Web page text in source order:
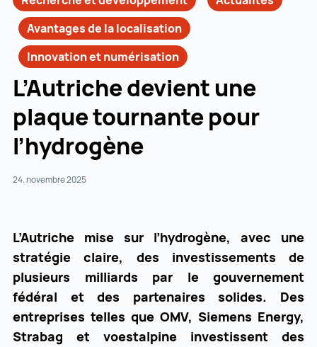
Avantages de la localisation
Innovation et numérisation
L’Autriche devient une
plaque tournante pour
l’hydrogène
24. novembre 2025
L’Autriche mise sur l’hydrogène, avec une
stratégie claire, des investissements de
plusieurs milliards par le gouvernement
fédéral et des partenaires solides. Des
entreprises telles que OMV, Siemens Energy,
Strabag et voestalpine investissent des